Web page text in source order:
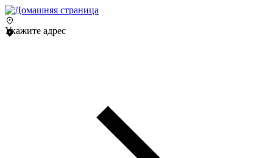
Укажите адрес